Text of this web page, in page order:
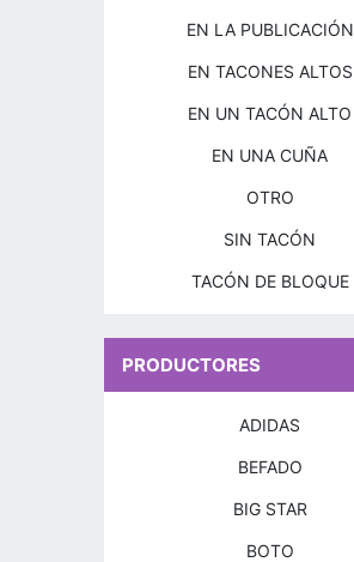
EN LA PUBLICACIÓN
EN TACONES ALTOS
EN UN TACÓN ALTO
EN UNA CUÑA
OTRO
SIN TACÓN
TACÓN DE BLOQUE
PRODUCTORES
ADIDAS
BEFADO
BIG STAR
BOTO